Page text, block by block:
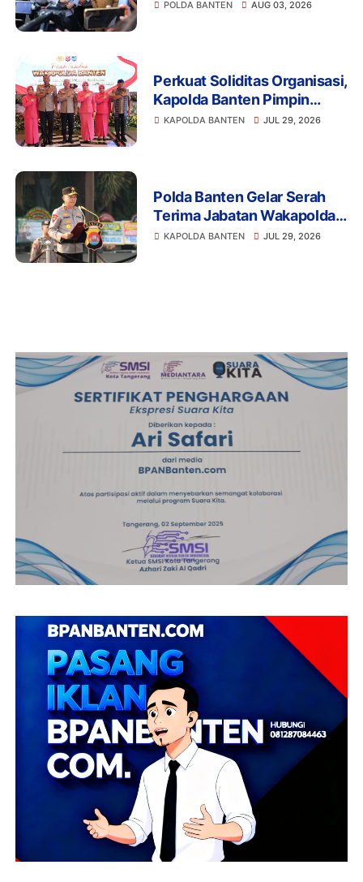
POLDA BANTEN AUG 03, 2026
Perkuat Soliditas Organisasi,
Kapolda Banten Pimpin
Pisah Sambut Wakapolda
KAPOLDA BANTEN JUL 29, 2026
Polda Banten Gelar Serah
Terima Jabatan Wakapolda,
PJU, serta Kapolres Cilegon
KAPOLDA BANTEN JUL 29, 2026